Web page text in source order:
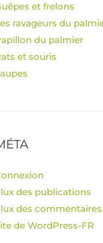
et frelons
ravageurs du
du palmier
et souris
des publications
des commentaires
de WordPress-FR